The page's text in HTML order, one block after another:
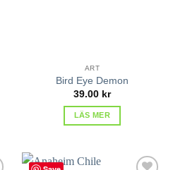
ART
Bird Eye Demon
39.00 kr
LÄS MER